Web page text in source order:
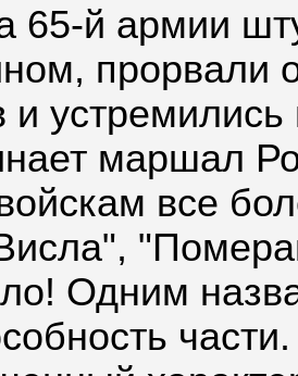
65-й армии
прорвали
и
маршал
все
Одним